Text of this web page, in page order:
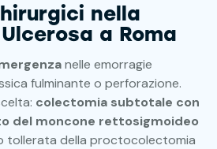
nella
a Roma
nelle emorragie
fulminante o perforazione.
colectomia subtotale con
del moncone rettosigmoideo
tollerata della proctocolectomia